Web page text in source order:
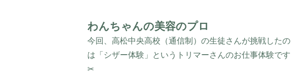
わんちゃんの美容のプロ
今回、高松中央高校（通信制）の生徒さんが挑戦したの
は「シザー体験」というトリマーさんのお仕事体験です
✂